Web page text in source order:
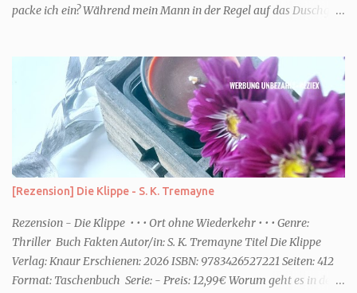
packe ich ein? Während mein Mann in der Regel auf das Duschgel
Urlaub Entspannung und Wellness. Falls ihr ähnlich denkt, lasst
uns doch herausfinden, welcher Duschtyp ihr seid. TYP
GENIESSER Egal, ob Strand oder Städtetrip - für euch gehört
gutes Essen, ein guter Wein oder Cocktail, vielleicht ein gutes Buch
dazu. Ihr liebt es Sonnenuntergänge zu beobachten und genießt
einfach jeden Moment. Dann seid ihr wie ich der Typ Genießer.
Hier empfehle ich tatsächlich Düfte die zur Jahreszeit passen, weil
ihr dann bessere entspannen könnt. Zum Beispiel ein Duschgel mit
einem frisch-fruchtigen Duft, wie die Kneipp Aroma-Pflegedusche
“ Sommer Flirt ...
[Rezension] Die Klippe - S. K. Tremayne
Rezension - Die Klippe • • • Ort ohne Wiederkehr • • • Genre:
Thriller Buch Fakten Autor/in: S. K. Tremayne Titel Die Klippe
Verlag: Knaur Erschienen: 2026 ISBN: 9783426527221 Seiten: 412
Format: Taschenbuch Serie: - Preis: 12,99€ Worum geht es in dem